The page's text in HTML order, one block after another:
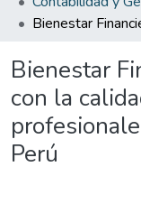
Bienestar
con la
Perú